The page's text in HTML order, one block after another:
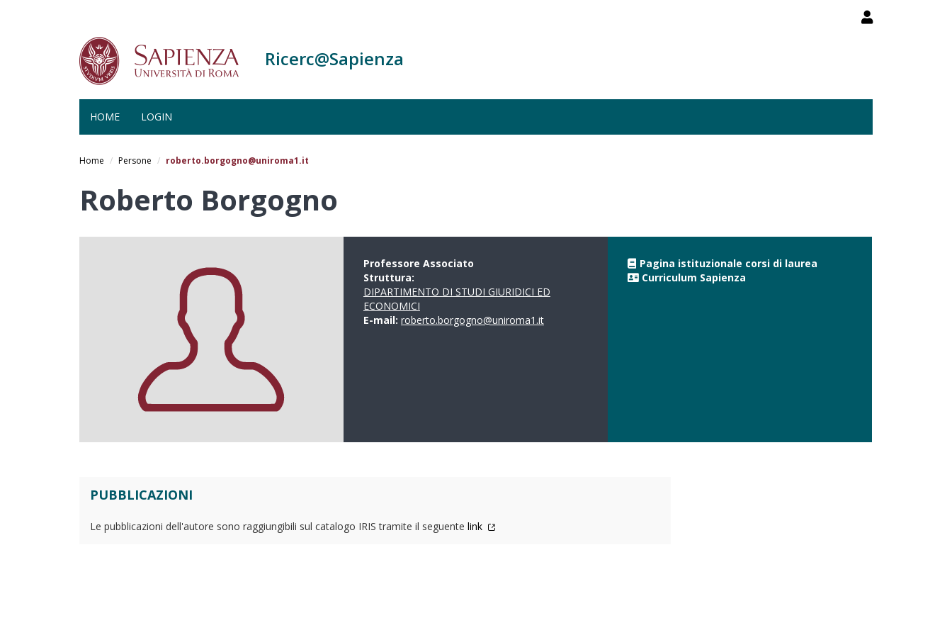
Ricerc@Sapienza
HOME LOGIN
Home Persone roberto.borgogno@uniroma1.it
Roberto Borgogno
Professore Associato
Struttura:
DIPARTIMENTO DI STUDI GIURIDICI ED
ECONOMICI
E-mail: roberto.borgogno@uniroma1.it
Pagina istituzionale corsi di laurea
Curriculum Sapienza
PUBBLICAZIONI
Le pubblicazioni dell'autore sono raggiungibili sul catalogo IRIS tramite il seguente link